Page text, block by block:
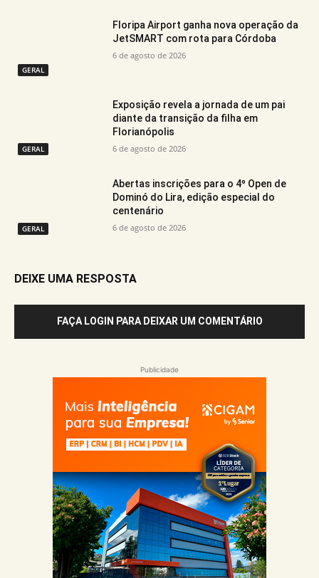
GERAL
Floripa Airport ganha nova operação da
JetSMART com rota para Córdoba
6 de agosto de 2026
GERAL
Exposição revela a jornada de um pai
diante da transição da filha em
Florianópolis
6 de agosto de 2026
GERAL
Abertas inscrições para o 4º Open de
Dominó do Lira, edição especial do
centenário
6 de agosto de 2026
DEIXE UMA RESPOSTA
FAÇA LOGIN PARA DEIXAR UM COMENTÁRIO
Publicidade